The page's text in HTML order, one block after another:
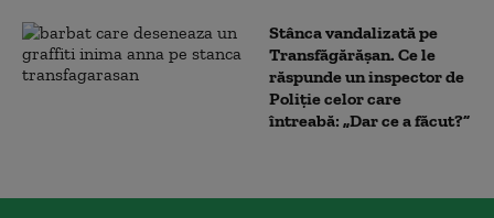
Stânca vandalizată pe
Transfăgărășan. Ce le
răspunde un inspector de
Poliție celor care
întreabă: „Dar ce a făcut?”